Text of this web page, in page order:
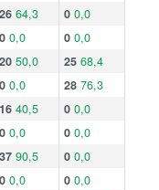
26 64,3 0 0,0
0 0,0 0 0,0
20 50,0 25 68,4
0 0,0 28 76,3
16 40,5 0 0,0
0 0,0 0 0,0
37 90,5 0 0,0
0 0,0 0 0,0